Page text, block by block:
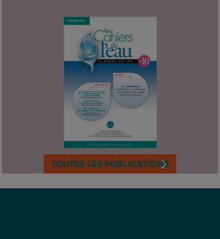
TOUTES LES PUBLICATIONS